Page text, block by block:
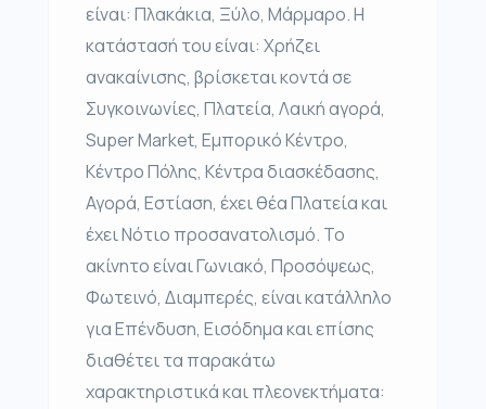
είναι: Πλακάκια, Ξύλο, Μάρμαρο. Η
κατάστασή του είναι: Χρήζει
ανακαίνισης, βρίσκεται κοντά σε
Συγκοινωνίες, Πλατεία, Λαική αγορά,
Super Market, Εμπορικό Κέντρο,
Κέντρο Πόλης, Κέντρα διασκέδασης,
Αγορά, Εστίαση, έχει θέα Πλατεία και
έχει Νότιο προσανατολισμό. Το
ακίνητο είναι Γωνιακό, Προσόψεως,
Φωτεινό, Διαμπερές, είναι κατάλληλο
για Επένδυση, Εισόδημα και επίσης
διαθέτει τα παρακάτω
χαρακτηριστικά και πλεονεκτήματα: